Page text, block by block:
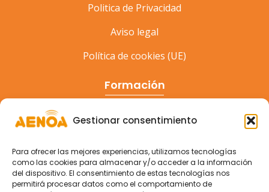
Gestionar consentimiento
Para ofrecer las mejores experiencias, utilizamos tecnologías
como las cookies para almacenar y/o acceder a la información
del dispositivo. El consentimiento de estas tecnologías nos
permitirá procesar datos como el comportamiento de
Politica de Privacidad
Aviso legal
Política de cookies (UE)
Formación
Congreso